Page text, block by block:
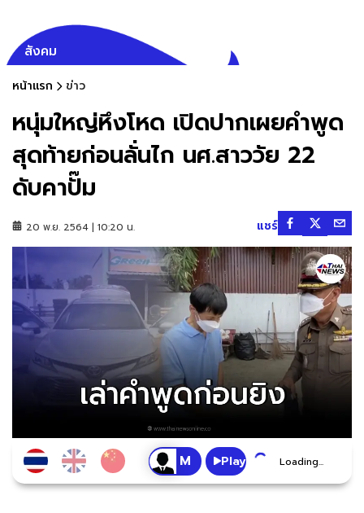
สังคม
หน้าแรก ข่าว
หนุ่มใหญ่หึงโหด เปิดปากเผยคำพูด
สุดท้ายก่อนลั่นไก นศ.สาววัย 22
ดับคาปั๊ม
20 พ.ย. 2564 | 10:20 น. แชร์
Play Loading...